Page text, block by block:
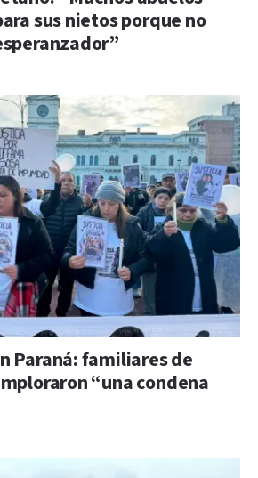
sus nietos porque no
Paraná: familiares de
“una condena